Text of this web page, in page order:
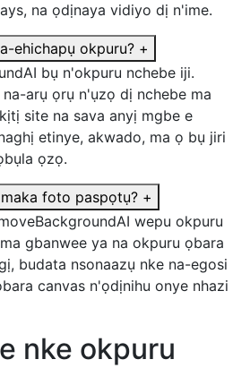
na ọdịnaya vidiyo dị n'ime.
ehichapụ okpuru? +
bụ n'okpuru nchebe iji.
arụ ọrụ n'ụzọ dị nchebe ma
site na sava anyị mgbe e
etinye, akwado, ma ọ bụ jiri
ọzọ.
foto paspọtụ? +
wepu okpuru
gbanwee ya na okpuru ọbara
budata nsonaazụ nke na-egosi
canvas n'ọdịnihu onye nhazi
nke okpuru